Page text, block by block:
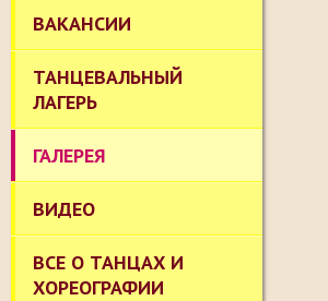
ВАКАНСИИ
ТАНЦЕВАЛЬНЫЙ
ЛАГЕРЬ
ГАЛЕРЕЯ
ВИДЕО
ВСЕ О ТАНЦАХ И
ХОРЕОГРАФИИ